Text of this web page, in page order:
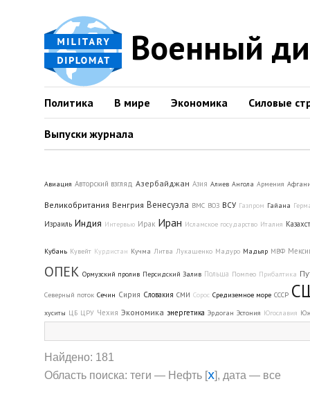
Военный
Политика В мире Экономика Силовые
Выпуски журнала
Авиация Авторский взгляд Азербайджан Азия Алиев Ангола Армения
Великобритания Венгрия Венесуэла ВМС ВОЗ ВСУ Газпром Гайана
Израиль Индия Интервью Ирак Иран Исламское государство Италия
Кубань Кувейт Курдистан Кучма Литва Лукашенко Мадуро Мадьяр МВФ
ОПЕК Ормузский пролив Персидский Залив Польша Помпео Прибалтика
Северный поток Сечин Сирия Словакия СМИ Сорос Средиземное море СССР
хуситы ЦБ ЦРУ Чехия Экономика энергетика Эрдоган Эстония Югославия
Найдено: 181
Область поиска: теги — Нефть [x], дата — все